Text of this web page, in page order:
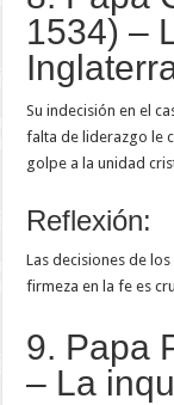
1534) –
Su indecisión en el
falta de liderazgo le
golpe a la unidad
Reflexión:
Las decisiones de
firmeza en la fe es
9. Papa
– La